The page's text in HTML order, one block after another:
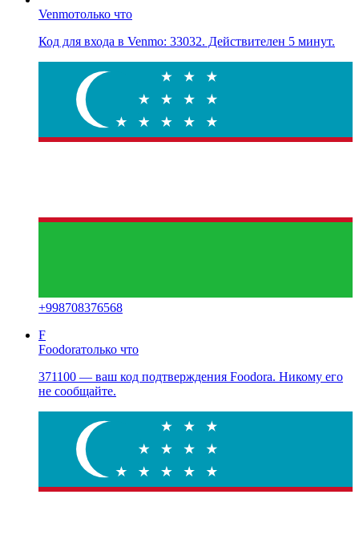
Venmoтолько что
Код для входа в Venmo: 33032. Действителен 5 минут.
+998708376568
F
Foodoraтолько что
371100 — ваш код подтверждения Foodora. Никому его
не сообщайте.